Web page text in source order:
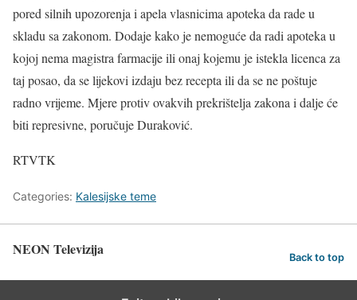
pored silnih upozorenja i apela vlasnicima apoteka da rade u
skladu sa zakonom. Dodaje kako je nemoguće da radi apoteka u
kojoj nema magistra farmacije ili onaj kojemu je istekla licenca za
taj posao, da se lijekovi izdaju bez recepta ili da se ne poštuje
radno vrijeme. Mjere protiv ovakvih prekrištelja zakona i dalje će
biti represivne, poručuje Duraković.
RTVTK
Categories: Kalesijske teme
NEON Televizija Back to top